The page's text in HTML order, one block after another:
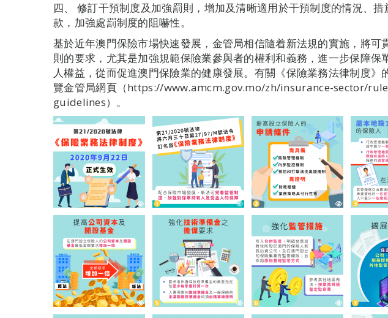
四、 修訂干預制度及加強罰則，增加及清晰適用於干預制度的情況、措
款，加強處罰制度的阻嚇性。
基於近年澳門保險市場快速發展，金管局相信隨着新法規的實施，將可
則的要求，尤其是加強規範保險業參與者的權利和義務，進一步保障保
人權益，從而促進澳門保險業的健康發展。有關《保險業務法律制度》
覽金管局網頁（https://www.amcm.gov.mo/zh/insurance-sector/
guidelines）。